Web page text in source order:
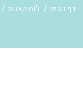
דף הבית לוח הצגות